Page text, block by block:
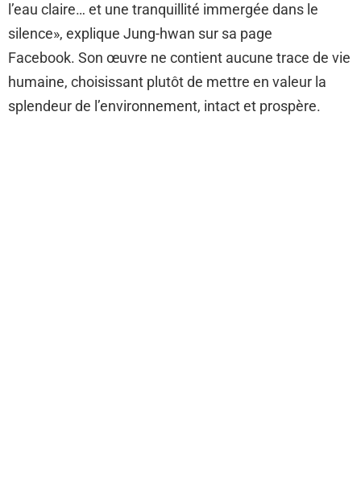
l’eau claire… et une tranquillité immergée dans le
silence», explique Jung-hwan sur sa page
Facebook. Son œuvre ne contient aucune trace de vie
humaine, choisissant plutôt de mettre en valeur la
splendeur de l’environnement, intact et prospère.